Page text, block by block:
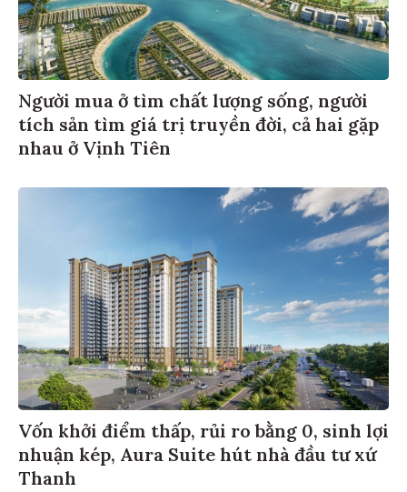
Người mua ở tìm chất lượng sống, người
tích sản tìm giá trị truyền đời, cả hai gặp
nhau ở Vịnh Tiên
Vốn khởi điểm thấp, rủi ro bằng 0, sinh lợi
nhuận kép, Aura Suite hút nhà đầu tư xứ
Thanh